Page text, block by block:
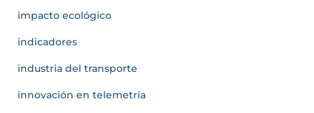
impacto ecológico
indicadores
industria del transporte
innovación en telemetría